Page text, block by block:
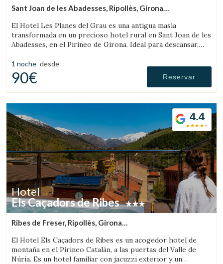
Sant Joan de les Abadesses, Ripollès, Girona
El Hotel Les Planes del Grau es una antigua masía
transformada en un precioso hotel rural en Sant Joan de les
Abadesses, en el Pirineo de Girona. Ideal para descansar,
1 noche desde
90€ Reservar
4.4
Hotel
Els Caçadors de Ribes
Ribes de Freser, Ripollès, Girona
El Hotel Els Caçadors de Ribes es un acogedor hotel de
montaña en el Pirineo Catalán, a las puertas del Valle de
Núria. Es un hotel familiar con jacuzzi exterior y un